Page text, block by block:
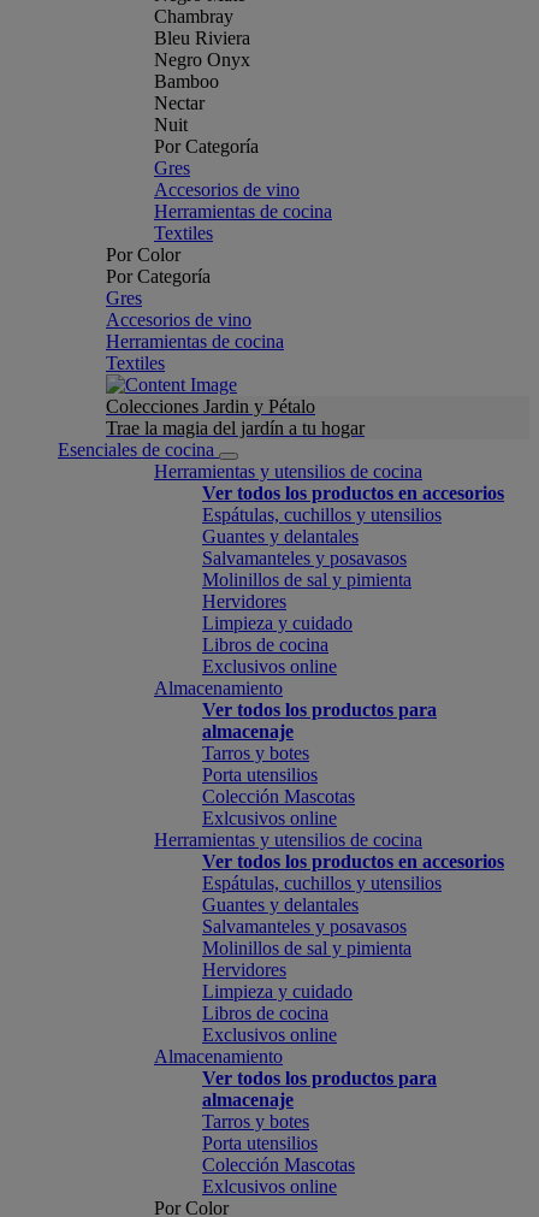
Chambray
Bleu Riviera
Negro Onyx
Bamboo
Nectar
Nuit
Por Categoría
Gres
Accesorios de vino
Herramientas de cocina
Textiles
Por Color
Por Categoría
Gres
Accesorios de vino
Herramientas de cocina
Textiles
Colecciones Jardin y Pétalo
Trae la magia del jardín a tu hogar
Esenciales de cocina
Herramientas y utensilios de cocina
Ver todos los productos en accesorios
Espátulas, cuchillos y utensilios
Guantes y delantales
Salvamanteles y posavasos
Molinillos de sal y pimienta
Hervidores
Limpieza y cuidado
Libros de cocina
Exclusivos online
Almacenamiento
Ver todos los productos para
almacenaje
Tarros y botes
Porta utensilios
Colección Mascotas
Exlcusivos online
Herramientas y utensilios de cocina
Ver todos los productos en accesorios
Espátulas, cuchillos y utensilios
Guantes y delantales
Salvamanteles y posavasos
Molinillos de sal y pimienta
Hervidores
Limpieza y cuidado
Libros de cocina
Exclusivos online
Almacenamiento
Ver todos los productos para
almacenaje
Tarros y botes
Porta utensilios
Colección Mascotas
Exlcusivos online
Por Color